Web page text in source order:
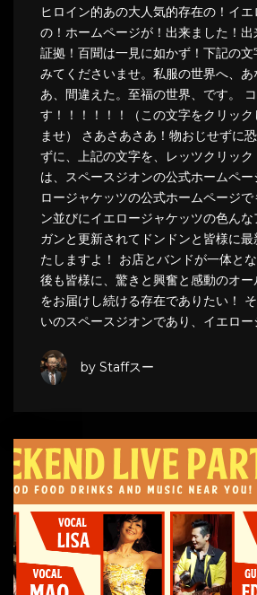
ヒロイン的あの大人気的存在の！イ
の！ホームページが！出来ました！出
証拠！百聞は一見に如かず！下記の
みてくださいませ。私服の世界へ、あ
あ、間違えた。至福の世界、です。
す！！！！！！（この文字をクリッ
ませ） さあさあさあ！物おじせずに
ずに、上記の文字を、レッツクリッ
は、スペースジオンの公式ホームペ
ロージャケッツの公式ホームページ
ン並びにイエロージャケッツの色ん
ガンと更新されてドンドンと皆様に
たしますよ！ お店とバンドが一体と
後も皆様に、驚きと興奮と感動のオ
をお届けし続ける存在でありたい！
いのスペースジオンであり、イエロ
by Staffスー